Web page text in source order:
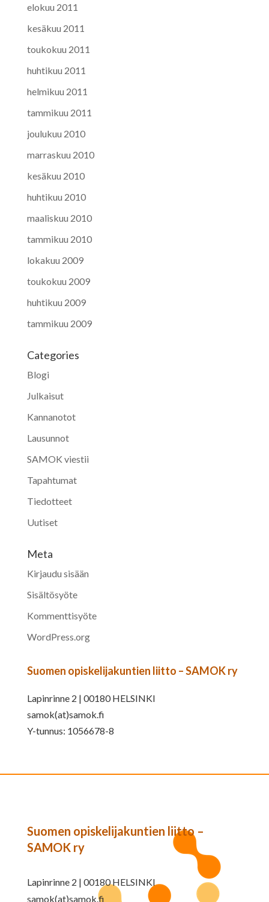
elokuu 2011
kesäkuu 2011
toukokuu 2011
huhtikuu 2011
helmikuu 2011
tammikuu 2011
joulukuu 2010
marraskuu 2010
kesäkuu 2010
huhtikuu 2010
maaliskuu 2010
tammikuu 2010
lokakuu 2009
toukokuu 2009
huhtikuu 2009
tammikuu 2009
Categories
Blogi
Julkaisut
Kannanotot
Lausunnot
SAMOK viestii
Tapahtumat
Tiedotteet
Uutiset
Meta
Kirjaudu sisään
Sisältösyöte
Kommenttisyöte
WordPress.org
Suomen opiskelijakuntien liitto – SAMOK ry
Lapinrinne 2 | 00180 HELSINKI
samok(at)samok.fi
Y-tunnus: 1056678-8
Suomen opiskelijakuntien liitto –
SAMOK ry
Lapinrinne 2 | 00180 HELSINKI
samok(at)samok.fi